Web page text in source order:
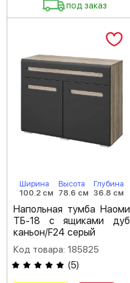
под заказ
Ширина
100.2 см
Высота
78.6 см
Глубина
36.8 см
Напольная тумба Наоми
ТБ-18 с ящиками дуб
каньон/F24 серый
Код товара: 185825
(5)